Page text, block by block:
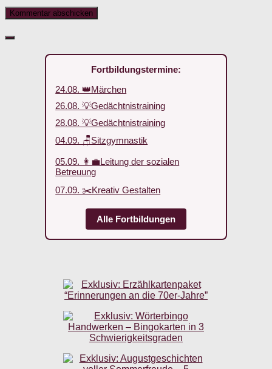
Fortbildungstermine:
24.08. 👑Märchen
26.08. 💡Gedächtnistraining
28.08. 💡Gedächtnistraining
04.09. 🪑Sitzgymnastik
05.09. 👩‍💼Leitung der sozialen
Betreuung
07.09. ✂️Kreativ Gestalten
Alle Fortbildungen